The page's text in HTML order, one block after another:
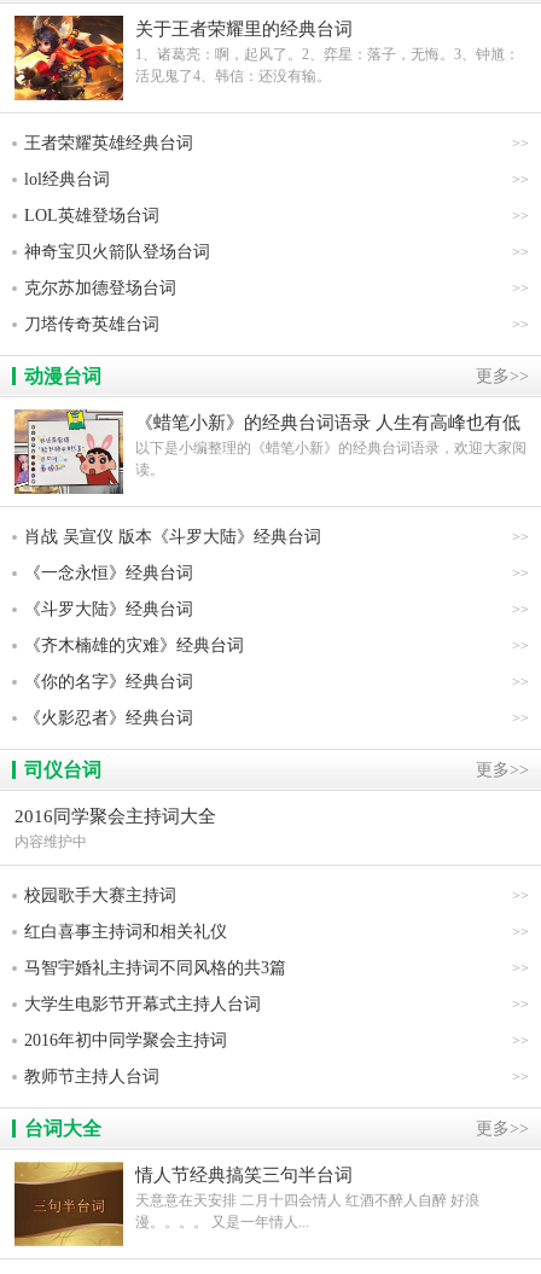
关于王者荣耀里的经典台词
1、诸葛亮：啊，起风了。2、弈星：落子，无悔。3、钟馗：
活见鬼了4、韩信：还没有输。
>>
王者荣耀英雄经典台词
>>
lol经典台词
>>
LOL英雄登场台词
>>
神奇宝贝火箭队登场台词
>>
克尔苏加德登场台词
>>
刀塔传奇英雄台词
更多>>
动漫台词
《蜡笔小新》的经典台词语录 人生有高峰也有低
谷,之后会越来越好
以下是小编整理的《蜡笔小新》的经典台词语录，欢迎大家阅
读。
>>
肖战 吴宣仪 版本《斗罗大陆》经典台词
>>
《一念永恒》经典台词
>>
《斗罗大陆》经典台词
>>
《齐木楠雄的灾难》经典台词
>>
《你的名字》经典台词
>>
《火影忍者》经典台词
更多>>
司仪台词
2016同学聚会主持词大全
内容维护中
>>
校园歌手大赛主持词
>>
红白喜事主持词和相关礼仪
>>
马智宇婚礼主持词不同风格的共3篇
>>
大学生电影节开幕式主持人台词
>>
2016年初中同学聚会主持词
>>
教师节主持人台词
更多>>
台词大全
情人节经典搞笑三句半台词
天意意在天安排 二月十四会情人 红酒不醉人自醉 好浪
漫。。。。 又是一年情人...